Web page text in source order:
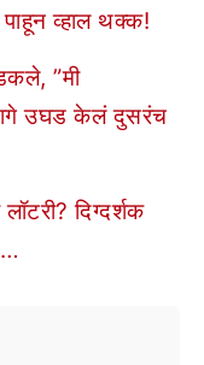
व्हाल थक्क!
”मी
उघड केलं दुसरंच
दिग्दर्शक